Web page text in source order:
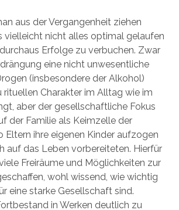
aus der Vergangenheit ziehen
vielleicht nicht alles optimal gelaufen
Erfolge zu verbuchen. Zwar
eine nicht unwesentliche
(insbesondere der Alkohol)
rituellen Charakter im Alltag wie im
aber der gesellschaftliche Fokus
der Familie als Keimzelle der
Eltern ihre eigenen Kinder aufzogen
auf das Leben vorbereiteten. Hierfür
Freiräume und Möglichkeiten zur
wohl wissend, wie wichtig
eine starke Gesellschaft sind.
in Werken deutlich zu